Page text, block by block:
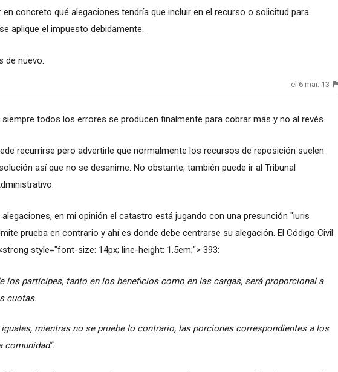
en concreto qué alegaciones tendría que incluir en el recurso o solicitud para
aplique el impuesto debidamente.
de nuevo.
el 6 mar. 13
todos los errores se producen finalmente para cobrar más y no al revés.
recurrirse pero advertirle que normalmente los recursos de reposición suelen
así que no se desanime. No obstante, también puede ir al Tribunal
en mi opinión el catastro está jugando con una presunción "iuris
prueba en contrario y ahí es donde debe centrarse su alegación. El Código Civil
style="font-size: 14px; line-height: 1.5em;"> 393:
los partícipes, tanto en los beneficios como en las cargas, será proporcional a
cuotas.
iguales, mientras no se pruebe lo contrario, las porciones correspondientes a los
comunidad".